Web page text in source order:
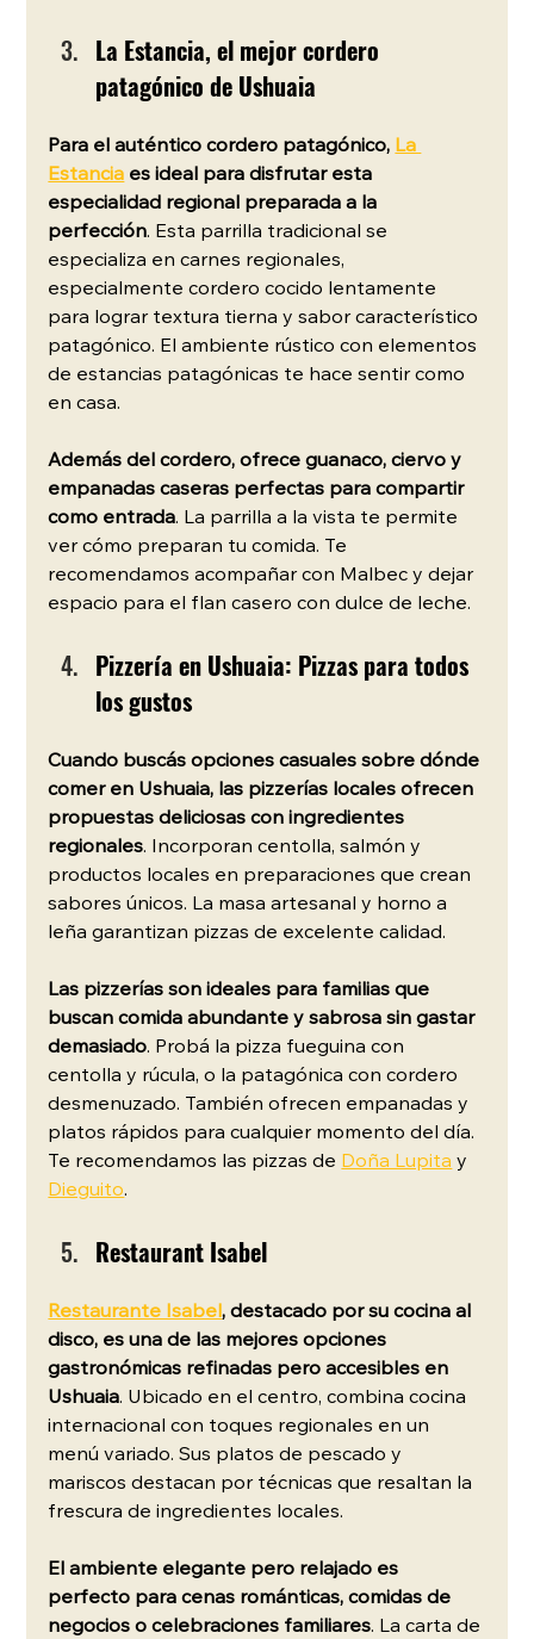
La Estancia, el mejor cordero
patagónico de Ushuaia
Para el auténtico cordero patagónico, La
Estancia es ideal para disfrutar esta
especialidad regional preparada a la
perfección. Esta parrilla tradicional se
especializa en carnes regionales,
especialmente cordero cocido lentamente
para lograr textura tierna y sabor característico
patagónico. El ambiente rústico con elementos
de estancias patagónicas te hace sentir como
en casa.
Además del cordero, ofrece guanaco, ciervo y
empanadas caseras perfectas para compartir
como entrada. La parrilla a la vista te permite
ver cómo preparan tu comida. Te
recomendamos acompañar con Malbec y dejar
espacio para el flan casero con dulce de leche.
Pizzería en Ushuaia: Pizzas para todos
los gustos
Cuando buscás opciones casuales sobre dónde
comer en Ushuaia, las pizzerías locales ofrecen
propuestas deliciosas con ingredientes
regionales. Incorporan centolla, salmón y
productos locales en preparaciones que crean
sabores únicos. La masa artesanal y horno a
leña garantizan pizzas de excelente calidad.
Las pizzerías son ideales para familias que
buscan comida abundante y sabrosa sin gastar
demasiado. Probá la pizza fueguina con
centolla y rúcula, o la patagónica con cordero
desmenuzado. También ofrecen empanadas y
platos rápidos para cualquier momento del día.
Te recomendamos las pizzas de Doña Lupita y
Dieguito.
Restaurant Isabel
Restaurante Isabel, destacado por su cocina al
disco, es una de las mejores opciones
gastronómicas refinadas pero accesibles en
Ushuaia. Ubicado en el centro, combina cocina
internacional con toques regionales en un
menú variado. Sus platos de pescado y
mariscos destacan por técnicas que resaltan la
frescura de ingredientes locales.
El ambiente elegante pero relajado es
perfecto para cenas románticas, comidas de
negocios o celebraciones familiares. La carta de